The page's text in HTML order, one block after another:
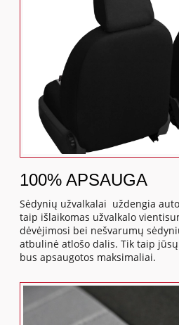
100% APSAUGA
Sėdynių užvalkalai uždengia
taip išlaikomas užvalkalo
dėvėjimosi bei nešvarumų
atbulinė atlošo dalis. Tik taip
bus apsaugotos maksimaliai.